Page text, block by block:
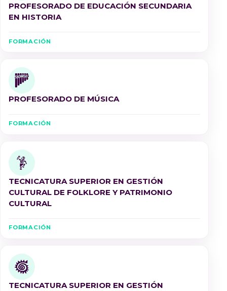
PROFESORADO DE EDUCACIÓN SECUNDARIA
EN HISTORIA
FORMACIÓN
PROFESORADO DE MÚSICA
FORMACIÓN
TECNICATURA SUPERIOR EN GESTIÓN
CULTURAL DE FOLKLORE Y PATRIMONIO
CULTURAL
FORMACIÓN
TECNICATURA SUPERIOR EN GESTIÓN